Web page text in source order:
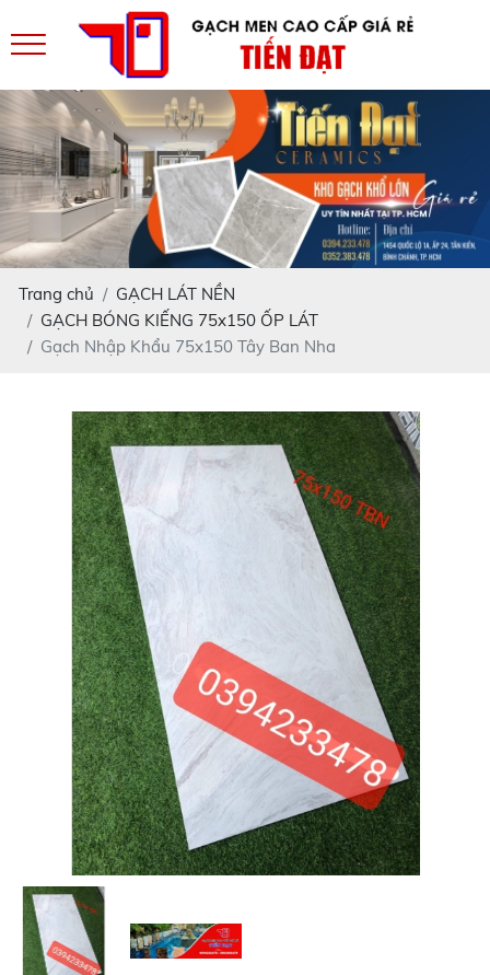
Trang chủ
GẠCH LÁT NỀN
GẠCH BÓNG KIẾNG 75x150 ỐP LÁT
Gạch Nhập Khẩu 75x150 Tây Ban Nha